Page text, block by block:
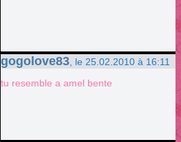
gogolove83 , le 25.02.2010 à 16:11
tu resemble a amel bente